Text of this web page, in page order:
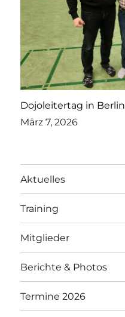
Dojoleitertag in Berlin
März 7, 2026
Aktuelles
Training
Mitglieder
Berichte & Photos
Termine 2026